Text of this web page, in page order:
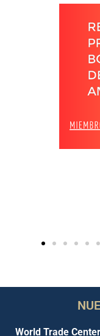
World Trade